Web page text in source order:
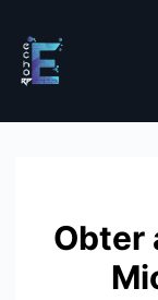
Obter